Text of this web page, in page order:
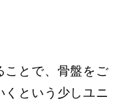
ことで、骨盤をご
くという少しユニ